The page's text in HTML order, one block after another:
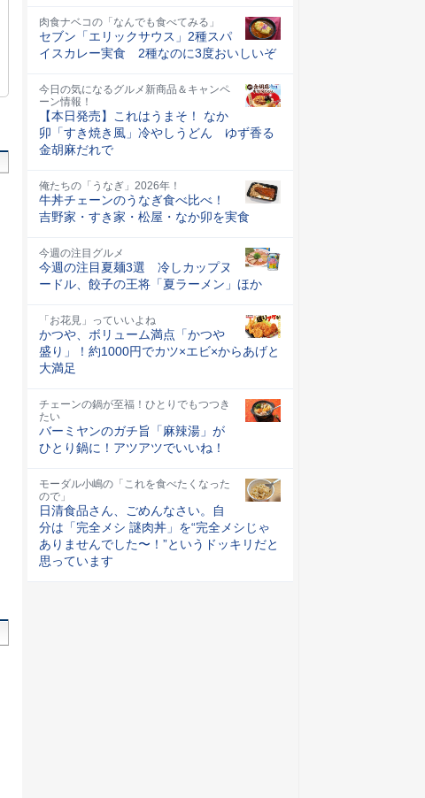
肉食ナベコの「なんでも食べてみる」
セブン「エリックサウス」2種スパ
イスカレー実食 2種なのに3度おいしいぞ
今日の気になるグルメ新商品＆キャンペ
ーン情報！
【本日発売】これはうまそ！ なか
卯「すき焼き風」冷やしうどん ゆず香る
金胡麻だれで
俺たちの「うなぎ」2026年！
牛丼チェーンのうなぎ食べ比べ！
吉野家・すき家・松屋・なか卯を実食
今週の注目グルメ
今週の注目夏麺3選 冷しカップヌ
ードル、餃子の王将「夏ラーメン」ほか
「お花見」っていいよね
かつや、ボリューム満点「かつや
盛り」！約1000円でカツ×エビ×からあげと
大満足
チェーンの鍋が至福！ひとりでもつつき
たい
バーミヤンのガチ旨「麻辣湯」が
ひとり鍋に！アツアツでいいね！
モーダル小嶋の「これを食べたくなった
ので」
日清食品さん、ごめんなさい。自
分は「完全メシ 謎肉丼」を“完全メシじゃ
ありませんでした〜！”というドッキリだと
思っています